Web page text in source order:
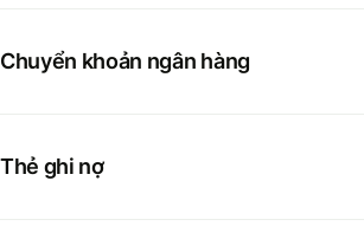
Chuyển khoản ngân hàng
Thẻ ghi nợ